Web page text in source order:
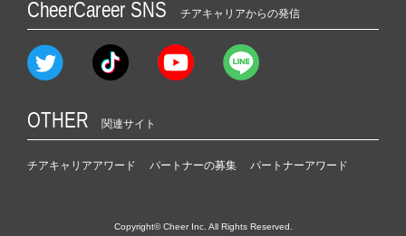
CheerCareer SNS チアキャリアからの発信
OTHER 関連サイト
チアキャリアアワード パートナーの募集 パートナーアワード
Copyright© Cheer Inc. All Rights Reserved.